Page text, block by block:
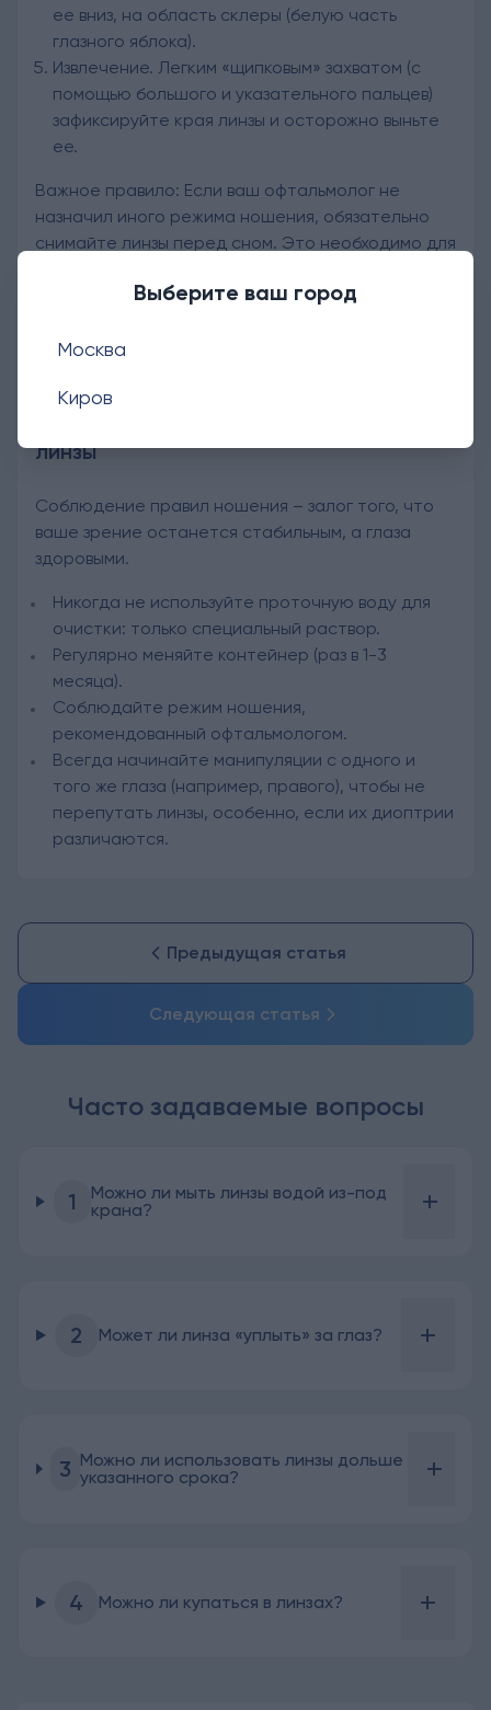
ее вниз, на область склеры (белую часть
глазного яблока).
Извлечение. Легким «щипковым» захватом (с
помощью большого и указательного пальцев)
зафиксируйте края линзы и осторожно выньте
ее.
Важное правило: Если ваш офтальмолог не
назначил иного режима ношения, обязательно
снимайте линзы перед сном. Это необходимо для
отдыха глаз.
линзы
Соблюдение правил ношения – залог того, что
ваше зрение останется стабильным, а глаза
здоровыми.
Никогда не используйте проточную воду для
очистки: только специальный раствор.
Регулярно меняйте контейнер (раз в 1-3
месяца).
Соблюдайте режим ношения,
рекомендованный офтальмологом.
Всегда начинайте манипуляции с одного и
того же глаза (например, правого), чтобы не
перепутать линзы, особенно, если их диоптрии
различаются.
Предыдущая статья
Следующая статья
Часто задаваемые вопросы
1
Можно ли мыть линзы водой из-под
крана?
+
2 Может ли линза «уплыть» за глаз? +
3 Можно ли использовать линзы дольше
указанного срока?
+
4 Можно ли купаться в линзах? +
Выберите ваш город
Москва
Киров